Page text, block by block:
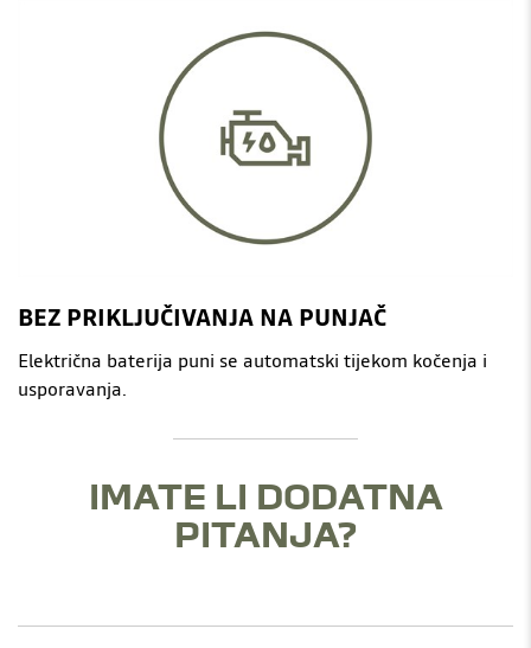
BEZ PRIKLJUČIVANJA NA PUNJAČ
Električna baterija puni se automatski tijekom kočenja i
usporavanja.
IMATE LI DODATNA
PITANJA?